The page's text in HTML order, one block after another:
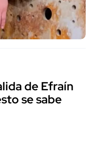
de Efraín
se sabe